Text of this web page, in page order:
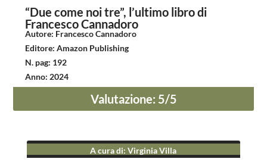
“Due come noi tre”, l’ultimo libro di
Francesco Cannadoro
Autore: Francesco Cannadoro
Editore:Amazon Publishing
N. pag: 192
Anno:2024
Valutazione: 5/5
A cura di:Virginia Villa